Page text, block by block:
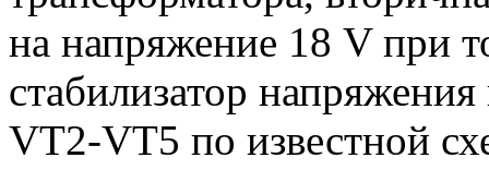
на напряжение 18 V при
стабилизатор
VT2-VT5 по известной